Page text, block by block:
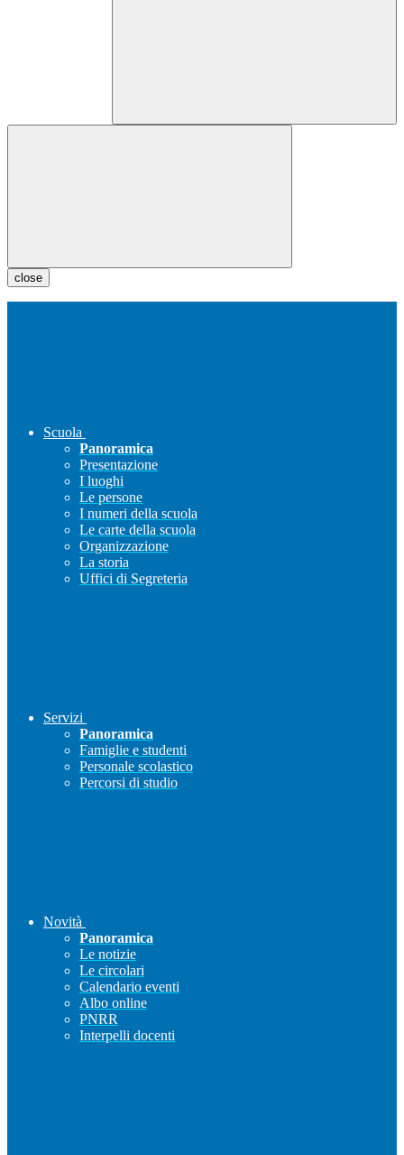
close
Scuola
Panoramica
Presentazione
I luoghi
Le persone
I numeri della scuola
Le carte della scuola
Organizzazione
La storia
Uffici di Segreteria
Servizi
Panoramica
Famiglie e studenti
Personale scolastico
Percorsi di studio
Novità
Panoramica
Le notizie
Le circolari
Calendario eventi
Albo online
PNRR
Interpelli docenti